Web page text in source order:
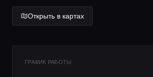
Lifestyle журнал
Открыть в картах
ГРАФИК РАБОТЫ